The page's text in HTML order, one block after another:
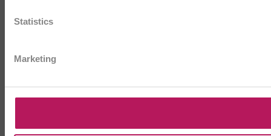
Statistics
Marketing